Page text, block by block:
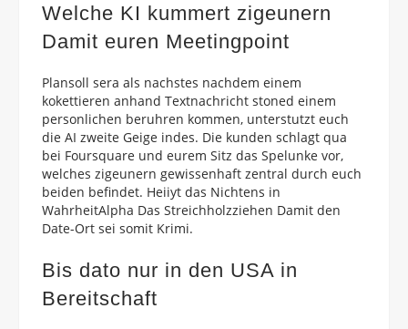
Welche KI kummert zigeunern
Damit euren Meetingpoint
Plansoll sera als nachstes nachdem einem
kokettieren anhand Textnachricht stoned einem
personlichen beruhren kommen, unterstutzt euch
die AI zweite Geige indes. Die kunden schlagt qua
bei Foursquare und eurem Sitz das Spelunke vor,
welches zigeunern gewissenhaft zentral durch euch
beiden befindet. Heiiyt das Nichtens in
WahrheitAlpha Das Streichholzziehen Damit den
Date-Ort sei somit Krimi.
Bis dato nur in den USA in
Bereitschaft